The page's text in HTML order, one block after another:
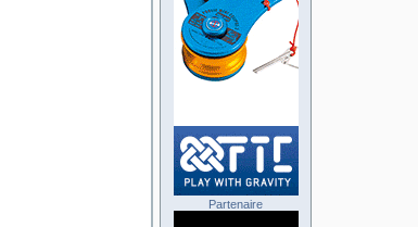
Partenaire